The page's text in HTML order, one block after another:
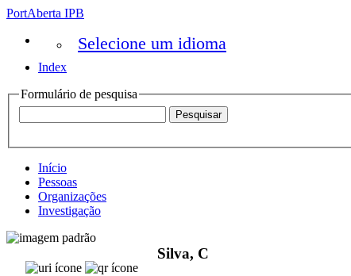
PortAberta IPB
Selecione um idioma
Index
Formulário de pesquisa
Início
Pessoas
Organizações
Investigação
Silva, C